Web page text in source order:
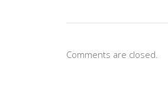
Comments are closed.